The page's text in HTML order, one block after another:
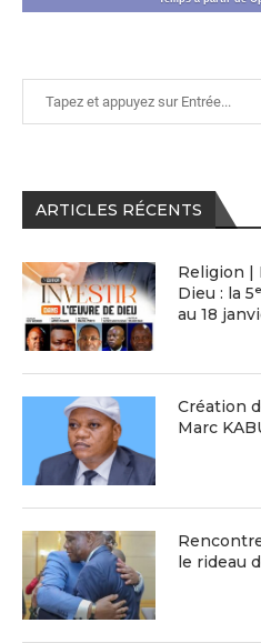
ARTICLES RÉCENTS
Religion |
Dieu : la
au 18
Création
Marc
le rideau